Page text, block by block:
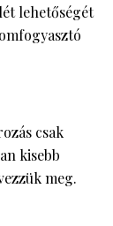
lehetőségét
csak
kisebb
meg.